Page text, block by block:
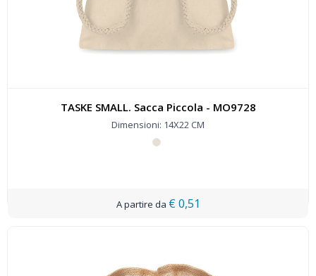
TASKE SMALL. Sacca Piccola - MO9728
Dimensioni: 14X22 CM
€ 0,51